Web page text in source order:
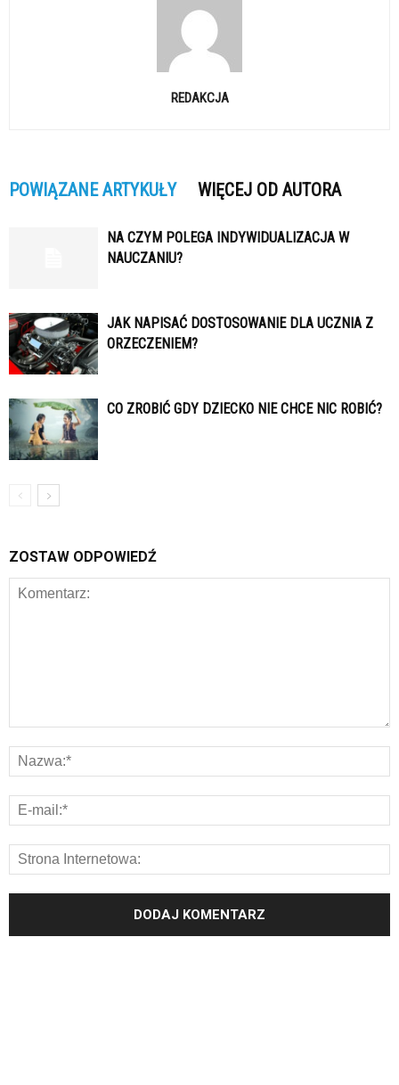
REDAKCJA
POWIĄZANE ARTYKUŁY WIĘCEJ OD AUTORA
NA CZYM POLEGA INDYWIDUALIZACJA W
NAUCZANIU?
JAK NAPISAĆ DOSTOSOWANIE DLA UCZNIA Z
ORZECZENIEM?
CO ZROBIĆ GDY DZIECKO NIE CHCE NIC ROBIĆ?
ZOSTAW ODPOWIEDŹ